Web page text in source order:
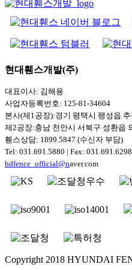
현대휀스개발(주)
대표이사: 김해용
사업자등록번호: 125-81-34604
본사(제1공장):경기 평택시 팽성읍 추
제2공장:충남 천안시 서북구 성환읍
휀스상담: 1899.5847 (수신자 부담)
Tel: 031.691.5880 | Fax: 031.691.6298
hdfence_official@naver.com
Copyright 2018 HYUNDAI